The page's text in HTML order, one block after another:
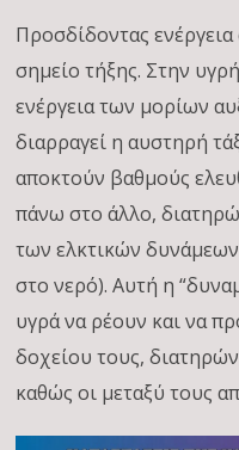
Προσδίδοντας
σημείο τήξης. Στην
ενέργεια των μορίων
διαρραγεί η αυστηρή
αποκτούν βαθμούς
πάνω στο άλλο,
των ελκτικών
στο νερό). Αυτή η
υγρά να ρέουν και να
δοχείου τους,
καθώς οι μεταξύ τους